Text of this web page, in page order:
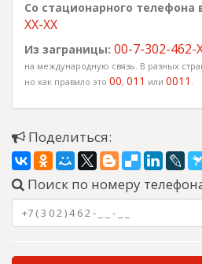
Со стационарного телефона
XX-XX
Из заграницы: 00-7-302-462-
на международную связь. В разных
но как правило это 00, 011 или 0011 .
Поделиться:
Поиск по номеру